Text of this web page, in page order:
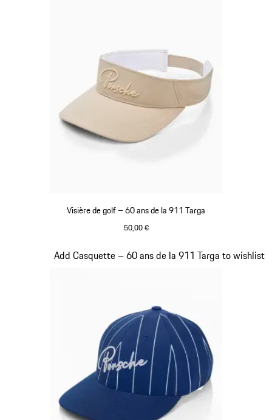
Visière de golf – 60 ans de la 911 Targa
50,00 €
Add Casquette – 60 ans de la 911 Targa to wishlist
Diapositive 6 sur 20